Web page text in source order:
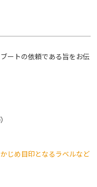
ートの依頼である旨をお伝
じめ目印となるラベルなど